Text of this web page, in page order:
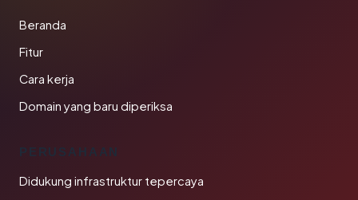
Beranda
Fitur
Cara kerja
Domain yang baru diperiksa
PERUSAHAAN
Didukung infrastruktur tepercaya